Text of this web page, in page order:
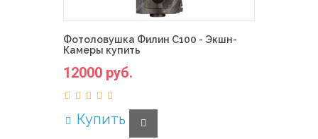
Фотоловушка Филин С100 - Экшн-
Камеры купить
12000 руб.
Купить